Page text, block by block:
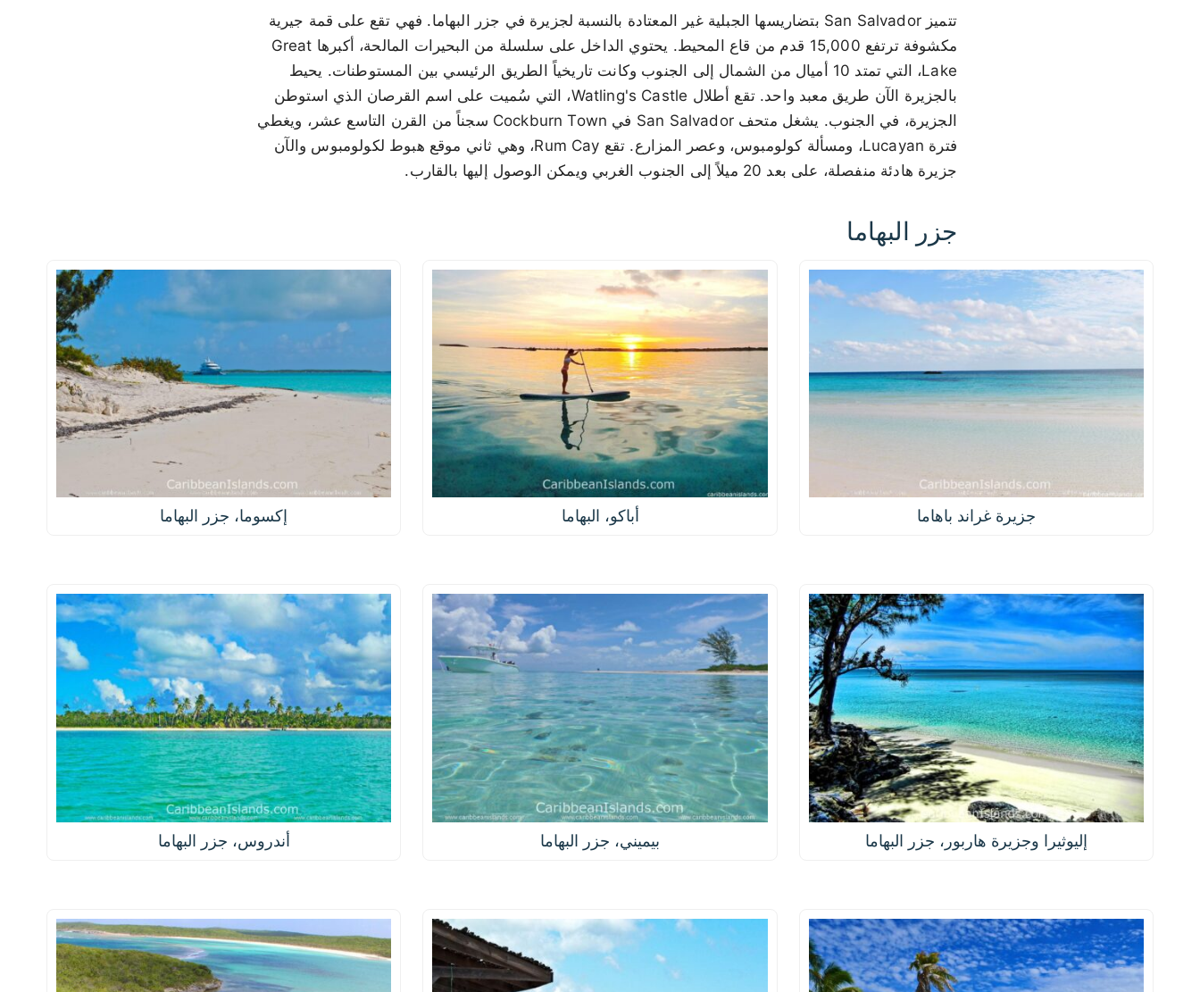
تتميز San Salvador بتضاريسها الجبلية غير المعتادة بالنسبة لجزيرة في جزر البهاما. فهي تقع على قمة جيرية
مكشوفة ترتفع 15,000 قدم من قاع المحيط. يحتوي الداخل على سلسلة من البحيرات المالحة، أكبرها Great
Lake، التي تمتد 10 أميال من الشمال إلى الجنوب وكانت تاريخياً الطريق الرئيسي بين المستوطنات. يحيط
بالجزيرة الآن طريق معبد واحد. تقع أطلال Watling's Castle، التي سُميت على اسم القرصان الذي استوطن
الجزيرة، في الجنوب. يشغل متحف San Salvador في Cockburn Town سجناً من القرن التاسع عشر، ويغطي
فترة Lucayan، ومسألة كولومبوس، وعصر المزارع. تقع Rum Cay، وهي ثاني موقع هبوط لكولومبوس والآن
جزيرة هادئة منفصلة، على بعد 20 ميلاً إلى الجنوب الغربي ويمكن الوصول إليها بالقارب.
جزر البهاما
جزيرة غراند باهاما أباكو، البهاما إكسوما، جزر البهاما
إليوثيرا وجزيرة هاربور، جزر البهاما بيميني، جزر البهاما أندروس، جزر البهاما